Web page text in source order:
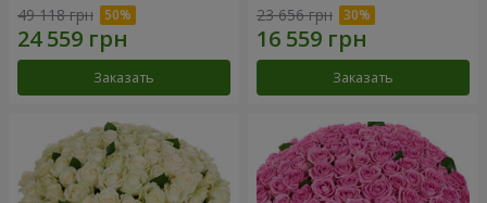
49 118 грн
Заказать
23 656 грн
Заказать